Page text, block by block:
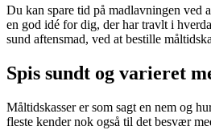
Du kan spare tid på madlavningen ved
en god idé for dig, der har travlt i
sund aftensmad, ved at bestille
Spis sundt og varieret
Måltidskasser er som sagt en nem og
fleste kender nok også til det besvær